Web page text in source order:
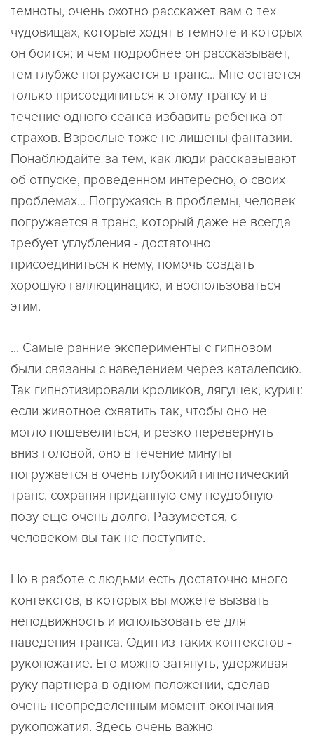
темноты, очень охотно расскажет вам о тех
чудовищах, которые ходят в темноте и которых
он боится; и чем подробнее он рассказывает,
тем глубже погружается в транс... Мне остается
только присоединиться к этому трансу и в
течение одного сеанса избавить ребенка от
страхов. Взрослые тоже не лишены фантазии.
Понаблюдайте за тем, как люди рассказывают
об отпуске, проведенном интересно, о своих
проблемах... Погружаясь в проблемы, человек
погружается в транс, который даже не всегда
требует углубления - достаточно
присоединиться к нему, помочь создать
хорошую галлюцинацию, и воспользоваться
этим.
... Самые ранние эксперименты с гипнозом
были связаны с наведением через каталепсию.
Так гипнотизировали кроликов, лягушек, куриц:
если животное схватить так, чтобы оно не
могло пошевелиться, и резко перевернуть
вниз головой, оно в течение минуты
погружается в очень глубокий гипнотический
транс, сохраняя приданную ему неудобную
позу еще очень долго. Разумеется, с
человеком вы так не поступите.
Но в работе с людьми есть достаточно много
контекстов, в которых вы можете вызвать
неподвижность и использовать ее для
наведения транса. Один из таких контекстов -
рукопожатие. Его можно затянуть, удерживая
руку партнера в одном положении, сделав
очень неопределенным момент окончания
рукопожатия. Здесь очень важно